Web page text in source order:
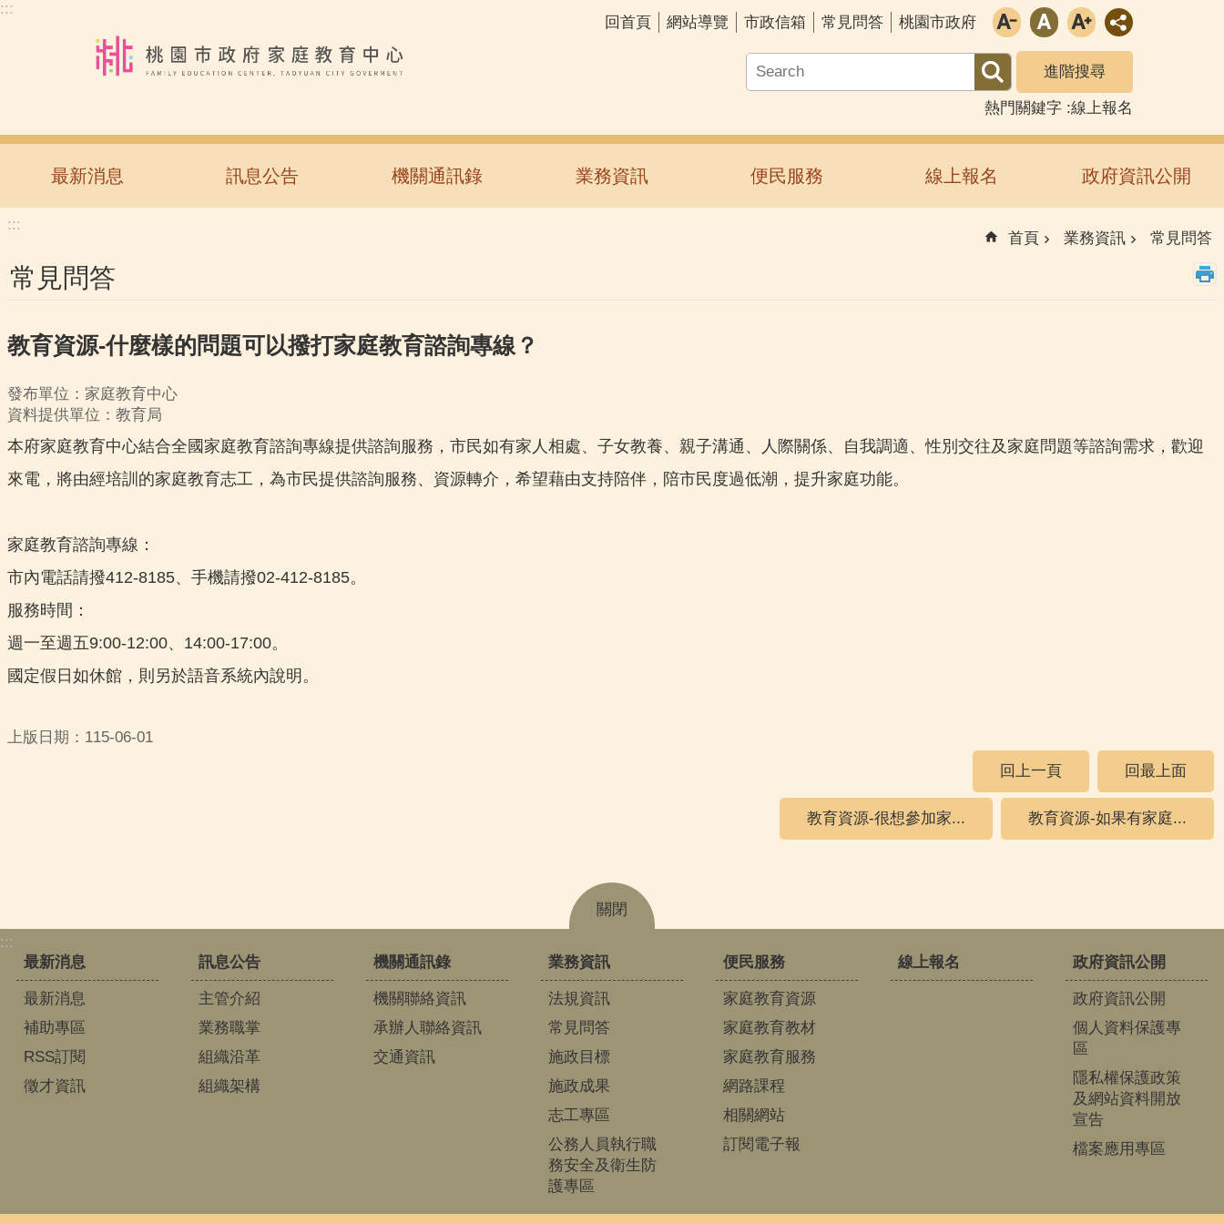
跳到主要內容區塊
:::
回首頁 網站導覽 市政信箱 常見問答 桃園市政府
進階搜尋
熱門關鍵字 線上報名
最新消息 訊息公告 機關通訊錄 業務資訊 便民服務 線上報名 政府資訊公開
:::
首頁 業務資訊 常見問答
常見問答
教育資源-什麼樣的問題可以撥打家庭教育諮詢專線？
發布單位：家庭教育中心
資料提供單位：教育局
本府家庭教育中心結合全國家庭教育諮詢專線提供諮詢服務，市民如有家人相處、子女教養、親子溝通、人際關係、自我調適、性別交往及家庭問題等諮詢需求，歡迎
來電，將由經培訓的家庭教育志工，為市民提供諮詢服務、資源轉介，希望藉由支持陪伴，陪市民度過低潮，提升家庭功能。
家庭教育諮詢專線：
市內電話請撥412-8185、手機請撥02-412-8185。
服務時間：
週一至週五9:00-12:00、14:00-17:00。
國定假日如休館，則另於語音系統內說明。
上版日期：115-06-01
回上一頁
回最上面
教育資源-很想參加家... 教育資源-如果有家庭...
關閉
:::
最新消息
最新消息
補助專區
RSS訂閱
徵才資訊
訊息公告
主管介紹
業務職掌
組織沿革
組織架構
機關通訊錄
機關聯絡資訊
承辦人聯絡資訊
交通資訊
業務資訊
法規資訊
常見問答
施政目標
施政成果
志工專區
公務人員執行職
務安全及衛生防
護專區
便民服務
家庭教育資源
家庭教育教材
家庭教育服務
網路課程
相關網站
訂閱電子報
線上報名 政府資訊公開
政府資訊公開
個人資料保護專
區
隱私權保護政策
及網站資料開放
宣告
檔案應用專區